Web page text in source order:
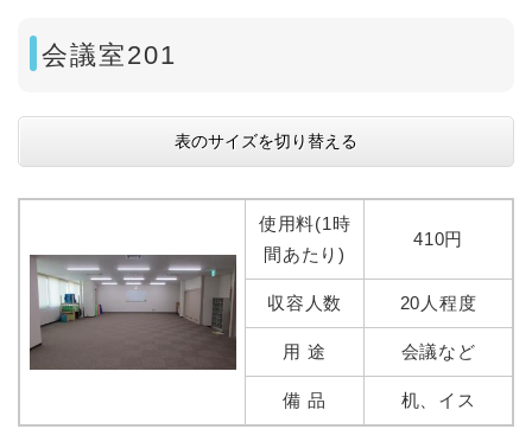
会議室201
表のサイズを切り替える
使用料(1時
間あたり)
410円
収容人数 20人程度
用 途 会議など
備 品 机、イス